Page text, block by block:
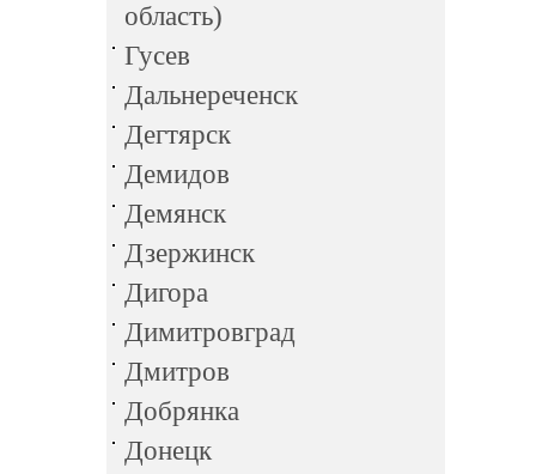
область)
Гусев
Дальнереченск
Дегтярск
Демидов
Демянск
Дзержинск
Дигора
Димитровград
Дмитров
Добрянка
Донецк